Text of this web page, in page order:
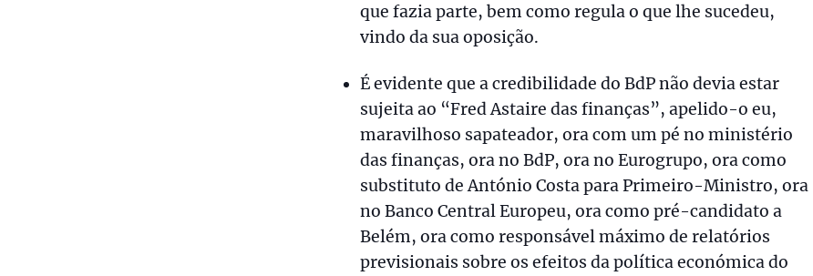
que fazia parte, bem como regula o que lhe sucedeu,
vindo da sua oposição.
É evidente que a credibilidade do BdP não devia estar
sujeita ao “Fred Astaire das finanças”, apelido-o eu,
maravilhoso sapateador, ora com um pé no ministério
das finanças, ora no BdP, ora no Eurogrupo, ora como
substituto de António Costa para Primeiro-Ministro, ora
no Banco Central Europeu, ora como pré-candidato a
Belém, ora como responsável máximo de relatórios
previsionais sobre os efeitos da política económica do